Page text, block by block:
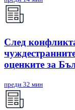
След
оценките за
преди 32 мин